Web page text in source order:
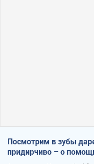
Посмотрим в зубы
придирчиво – о